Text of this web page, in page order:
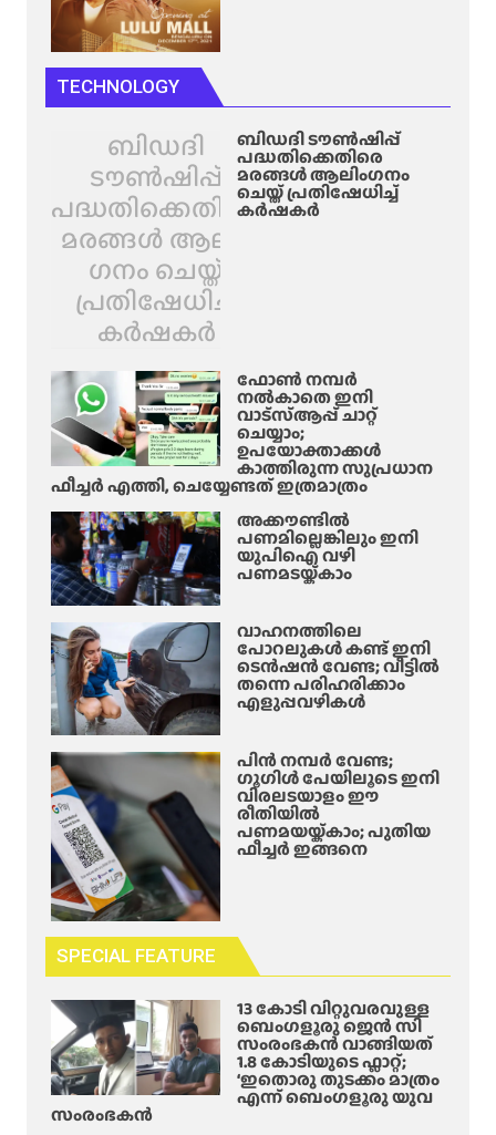
TECHNOLOGY
ബിഡദി
ടൗൺഷിപ്പ്
പദ്ധതിക്കെതിരെ
മരങ്ങൾ ആലിം​
ഗനം ചെയ്ത്
പ്രതിഷേധിച്ച്
കർഷകർ
ബിഡദി ടൗൺഷിപ്പ്
പദ്ധതിക്കെതിരെ
മരങ്ങൾ ആലിം​ഗനം
ചെയ്ത് പ്രതിഷേധിച്ച്
കർഷകർ
ഫോൺ നമ്പർ
നൽകാതെ ഇനി
വാട്‌സ്ആപ്പ് ചാറ്റ്
ചെയ്യാം;
ഉപയോക്താക്കൾ
കാത്തിരുന്ന സുപ്രധാന
ഫീച്ചർ എത്തി, ചെയ്യേണ്ടത് ഇത്രമാത്രം
അക്കൗണ്ടിൽ
പണമില്ലെങ്കിലും ഇനി
യുപിഐ വഴി
പണമടയ്ക്കാം
വാഹനത്തിലെ
പോറലുകൾ കണ്ട് ഇനി
ടെൻഷൻ വേണ്ട; വീട്ടിൽ
തന്നെ പരിഹരിക്കാം
എളുപ്പവഴികൾ
പിൻ നമ്പർ വേണ്ട;
ഗൂഗിൾ പേയിലൂടെ ഇനി
വിരലടയാളം ഈ
രീതിയിൽ
പണമയയ്ക്കാം; പുതിയ
ഫീച്ചർ ഇങ്ങനെ
SPECIAL FEATURE
13 കോടി വിറ്റുവരവുള്ള
ബെംഗളൂരു ജെൻ സി
സംരംഭകൻ വാങ്ങിയത്
1.8 കോടിയുടെ ഫ്ലാറ്റ്;
‘ഇതൊരു തുടക്കം മാത്രം
എന്ന് ബെംഗളൂരു യുവ
സംരംഭകൻ